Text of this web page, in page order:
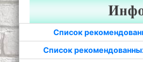
Список
Список